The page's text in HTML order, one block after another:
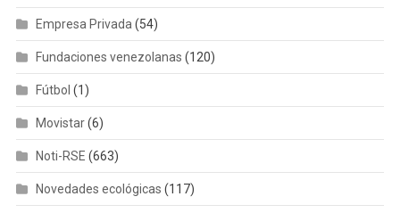
Empresa Privada (54)
Fundaciones venezolanas (120)
Fútbol (1)
Movistar(6)
Noti-RSE (663)
Novedades ecológicas (117)